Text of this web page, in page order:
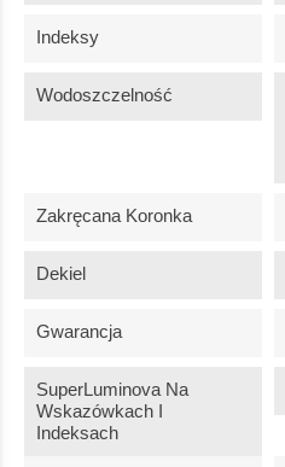
Indeksy
Wodoszczelność
Zakręcana Koronka
Dekiel
Gwarancja
SuperLuminova Na
Wskazówkach I
Indeksach